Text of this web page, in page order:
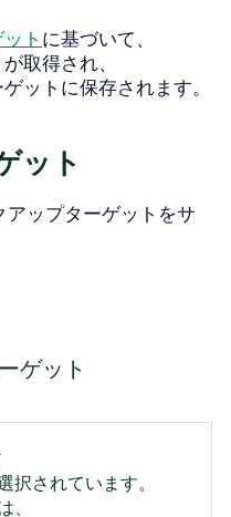
ト に基づいて、
取得され、
ットに保存されます。
ット
アップターゲットをサ
ゲット
択されています。
、